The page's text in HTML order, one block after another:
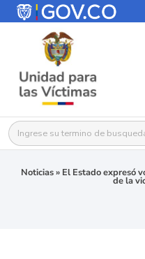
Buscar:
Noticias» El Estado expresó
de la